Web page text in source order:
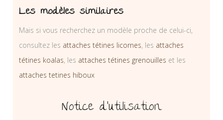
Les modèles similaires
Mais si vous recherchez un modèle proche de celui-ci,
consultez les attaches tétines licornes, les attaches
tétines koalas, les attaches tétines grenouilles et les
attaches tetines hiboux
Notice d’utilisation